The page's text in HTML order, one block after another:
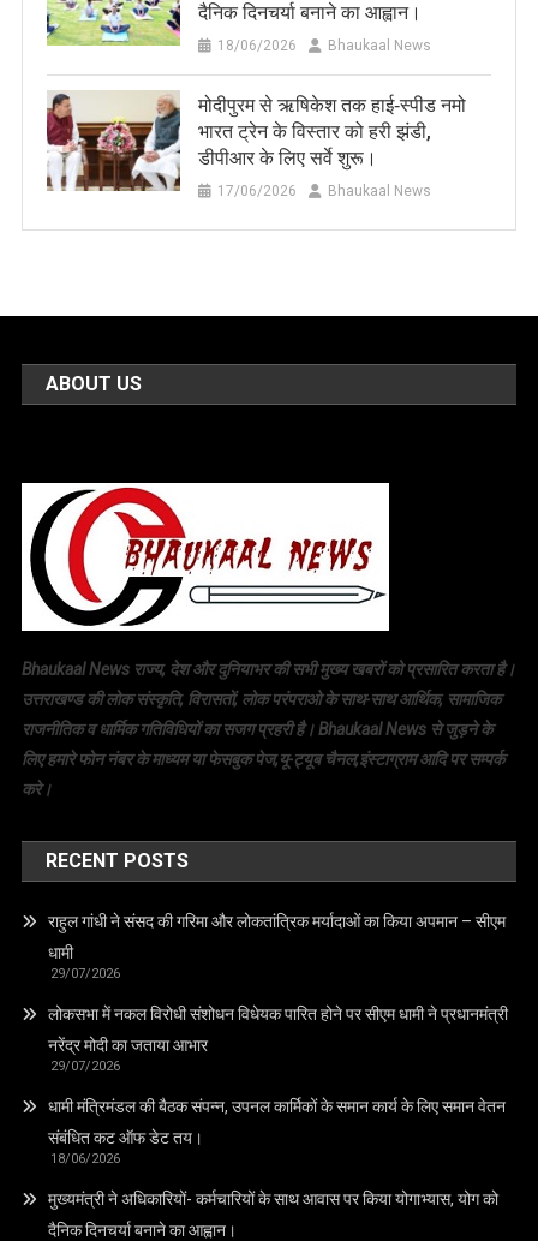
दैनिक दिनचर्या बनाने का आह्वान।
18/06/2026 Bhaukaal News
मोदीपुरम से ऋषिकेश तक हाई‑स्पीड नमो
भारत ट्रेन के विस्तार को हरी झंडी,
डीपीआर के लिए सर्वे शुरू।
17/06/2026 Bhaukaal News
ABOUT US
Bhaukaal News राज्य, देश और दुनियाभर की सभी मुख्य खबरों को प्रसारित करता है।
उत्तराखण्ड की लोक संस्कृति, विरासतों, लोक परंपराओ के साथ-साथ आर्थिक, सामाजिक
राजनीतिक व धार्मिक गतिविधियों का सजग प्रहरी है। Bhaukaal News से जुड़ने के
लिए हमारे फोन नंबर के माध्यम या फेसबुक पेज,यू-ट्यूब चैनल,इंस्टाग्राम आदि पर सम्पर्क
करे।
RECENT POSTS
राहुल गांधी ने संसद की गरिमा और लोकतांत्रिक मर्यादाओं का किया अपमान – सीएम
धामी
29/07/2026
लोकसभा में नकल विरोधी संशोधन विधेयक पारित होने पर सीएम धामी ने प्रधानमंत्री
नरेंद्र मोदी का जताया आभार
29/07/2026
धामी मंत्रिमंडल की बैठक संपन्न, उपनल कार्मिकों के समान कार्य के लिए समान वेतन
संबंधित कट ऑफ डेट तय।
18/06/2026
मुख्यमंत्री ने अधिकारियों- कर्मचारियों के साथ आवास पर किया योगाभ्यास, योग को
दैनिक दिनचर्या बनाने का आह्वान।